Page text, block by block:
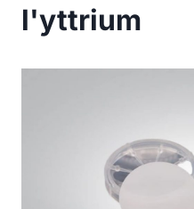
l'yttrium